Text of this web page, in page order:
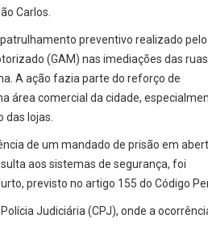
Carlos.
preventivo realizado pelo
(GAM) nas imediações das
A ação fazia parte do reforço de
área comercial da cidade,
lojas.
de um mandado de prisão em
aos sistemas de segurança, foi
previsto no artigo 155 do Código
Judiciária (CPJ), onde a